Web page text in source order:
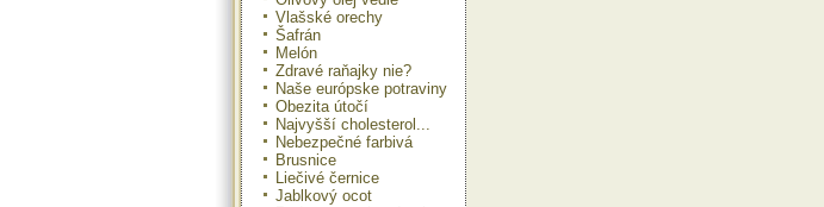
Vlašské orechy
Šafrán
Melón
Zdravé raňajky nie?
Naše európske potraviny
Obezita útočí
Najvyšší cholesterol...
Nebezpečné farbivá
Brusnice
Liečivé černice
Jablkový ocot